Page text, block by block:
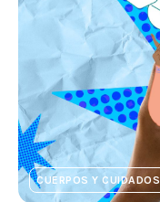
CUERPOS Y CUIDADOS